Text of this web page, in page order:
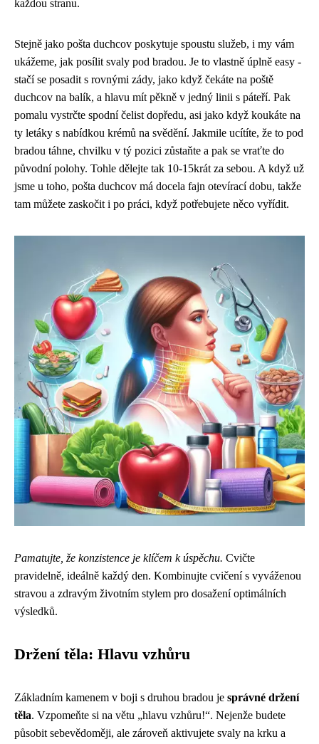
každou stranu.
Stejně jako pošta duchcov poskytuje spoustu služeb, i my vám
ukážeme, jak posílit svaly pod bradou. Je to vlastně úplně easy -
stačí se posadit s rovnými zády, jako když čekáte na poště
duchcov na balík, a hlavu mít pěkně v jedný linii s páteří. Pak
pomalu vystrčte spodní čelist dopředu, asi jako když koukáte na
ty letáky s nabídkou krémů na svědění. Jakmile ucítíte, že to pod
bradou táhne, chvilku v tý pozici zůstaňte a pak se vraťte do
původní polohy. Tohle dělejte tak 10-15krát za sebou. A když už
jsme u toho, pošta duchcov má docela fajn otevírací dobu, takže
tam můžete zaskočit i po práci, když potřebujete něco vyřídit.
Pamatujte, že konzistence je klíčem k úspěchu. Cvičte
pravidelně, ideálně každý den. Kombinujte cvičení s vyváženou
stravou a zdravým životním stylem pro dosažení optimálních
výsledků.
Držení těla: Hlavu vzhůru
Základním kamenem v boji s druhou bradou je správné držení
těla. Vzpomeňte si na větu „hlavu vzhůru!“. Nejenže budete
působit sebevědoměji, ale zároveň aktivujete svaly na krku a